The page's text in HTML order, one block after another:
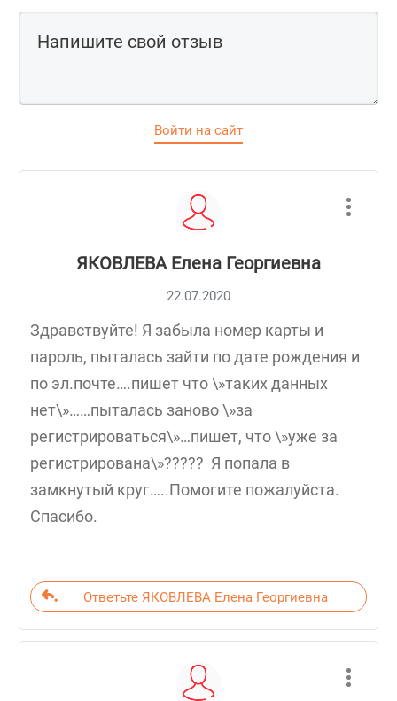
Войти на сайт
ЯКОВЛЕВА Елена Георгиевна
22.07.2020
Здравствуйте! Я забыла номер карты и
пароль, пыталась зайти по дате рождения и
по эл.почте….пишет что \»таких данных
нет\»……пыталась заново \»за
регистрироваться\»…пишет, что \»уже за
регистрирована\»????? Я попала в
замкнутый круг…..Помогите пожалуйста.
Спасибо.
Ответьте ЯКОВЛЕВА Елена Георгиевна